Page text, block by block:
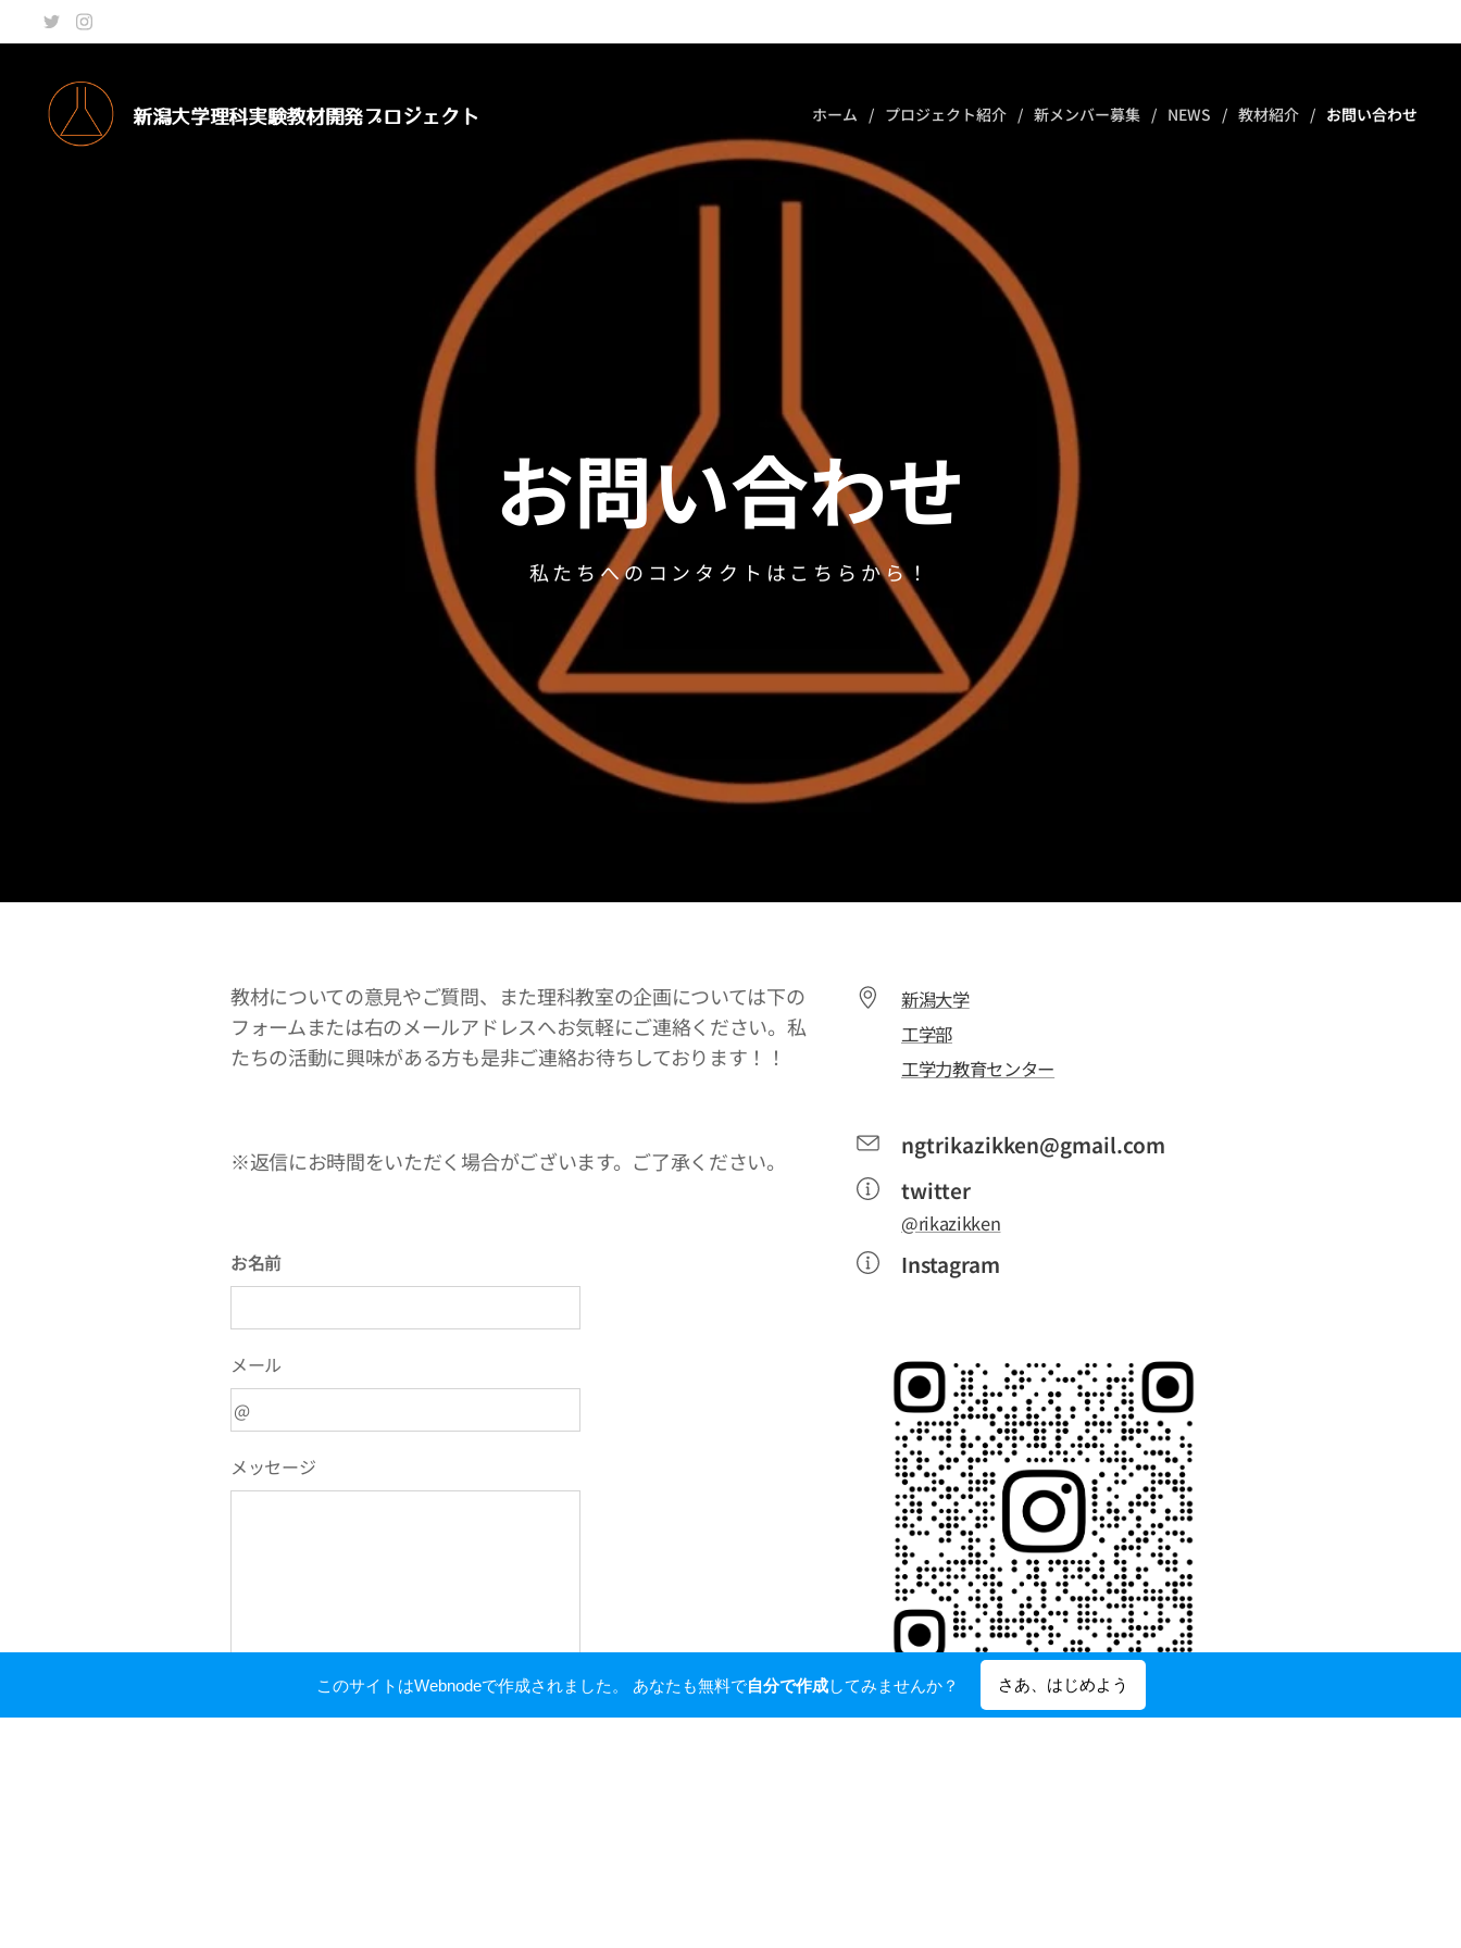
新潟大学理科実験教材開発プロジェクト ホーム プロジェクト紹介 新メンバー募集 NEWS 教材紹介 お問い合わせ
お問い合わせ
私たちへのコンタクトはこちらから！
教材についての意見やご質問、また理科教室の企画については下の
フォームまたは右のメールアドレスへお気軽にご連絡ください。私
たちの活動に興味がある方も是非ご連絡お待ちしております！！
※返信にお時間をいただく場合がございます。ご了承ください。
お名前
メール
メッセージ
新潟大学
工学部
工学力教育センター
ngtrikazikken@gmail.com
twitter
@rikazikken
Instagram
このサイトはWebnodeで作成されました。 あなたも無料で自分で作成してみませんか？ さあ、はじめよう